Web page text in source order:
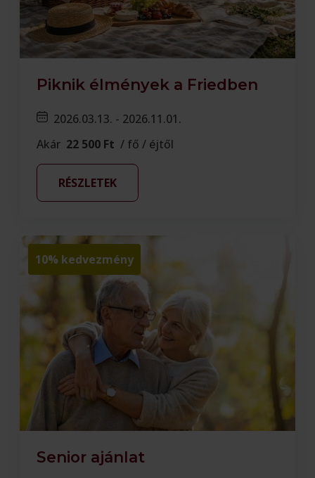
Piknik élmények a Friedben
2026.03.13. - 2026.11.01.
Akár 22 500 Ft / fő / éjtől
RÉSZLETEK
10% kedvezmény
Senior ajánlat